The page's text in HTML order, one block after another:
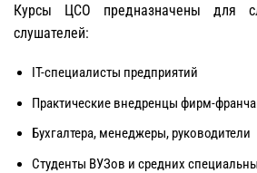
Курсы ЦСО предназначены для
слушателей:
IT-специалисты предприятий
Практические внедренцы фирм-
Бухгалтера, менеджеры, руководители
Студенты ВУЗов и средних